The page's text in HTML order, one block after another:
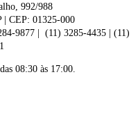
992/988
| CEP: 01325-000
9877 | (11) 3285-4435 | (11)
08:30 às 17:00.